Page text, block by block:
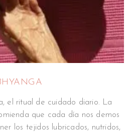
el ritual de cuidado diario. La
que cada día nos demos
los tejidos lubricados, nutridos,